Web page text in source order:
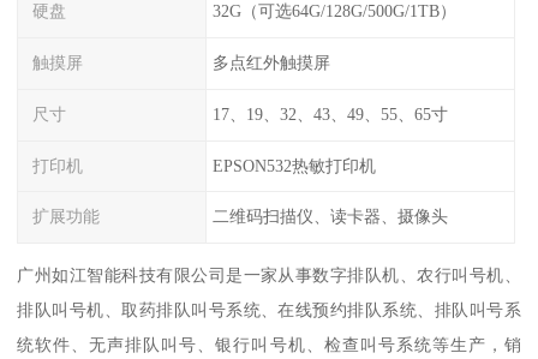
硬盘 32G（可选64G/128G/500G/1TB）
触摸屏 多点红外触摸屏
尺寸 17、19、32、43、49、55、65寸
打印机 EPSON532热敏打印机
扩展功能 二维码扫描仪、读卡器、摄像头
广州如江智能科技有限公司是一家从事数字排队机、农行叫号机、
排队叫号机、取药排队叫号系统、在线预约排队系统、排队叫号系
统软件、无声排队叫号、银行叫号机、检查叫号系统等生产，销